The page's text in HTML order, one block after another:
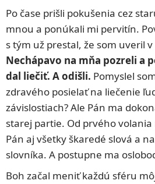
Po čase prišli pokušenia cez
mnou a ponúkali mi pervitín.
s tým už prestal, že som uveril v
Nechápavo na mňa pozreli a
dal liečiť. A odišli. Pomyslel
zdravého posielať na liečenie
závislostiach? Ale Pán ma
starej partie. Od prvého
Pán aj všetky škaredé slová a
slovníka. A postupne ma
Boh začal meniť každú sféru